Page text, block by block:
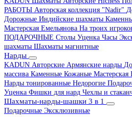
РАБОТЫ Авторская коллекция "Nadir"
Дорожные Индийские шахматы
Мастерская Емельянова На троих
ПОДАРОЧНЫЕ Столы Уценка Часы
шахматы Шахматы магнитные
Нарды
KADUN Авторские Армянские нарды
массива Каменные Кожаные Мастерская
Нарды тонированные Недорогие
Уценка Фишки для нард Чехлы и
Шахматы-нарды-шашки 3 в 1
Подарочные Эксклюзивные